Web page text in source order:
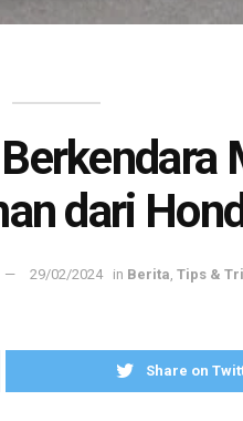
dari
29/02/2024 in Berita, Tips &
Share on